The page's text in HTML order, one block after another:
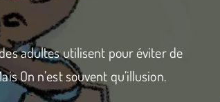
adultes utilisent pour éviter de
On n’est souvent qu’illusion.